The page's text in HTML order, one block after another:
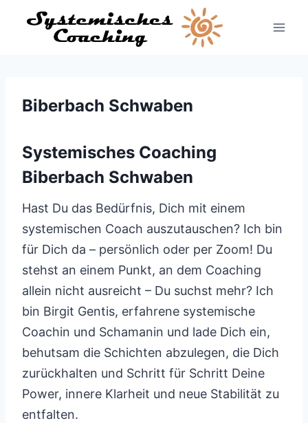
Inhalt
Biberbach Schwaben
Systemisches Coaching
Biberbach Schwaben
Hast Du das Bedürfnis, Dich mit einem
systemischen Coach auszutauschen? Ich bin
für Dich da – persönlich oder per Zoom! Du
stehst an einem Punkt, an dem Coaching
allein nicht ausreicht – Du suchst mehr? Ich
bin Birgit Gentis, erfahrene systemische
Coachin und Schamanin und lade Dich ein,
behutsam die Schichten abzulegen, die Dich
zurückhalten und Schritt für Schritt Deine
Power, innere Klarheit und neue Stabilität zu
entfalten.